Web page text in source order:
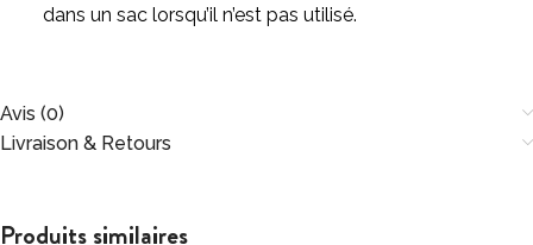
dans un sac lorsqu’il n’est pas utilisé.
Avis (0)
Livraison & Retours
Produits similaires